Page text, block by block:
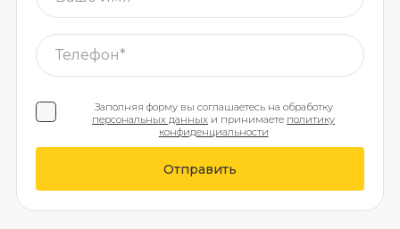
Заполняя форму вы соглашаетесь на обработку
персональных данных и принимаете политику
конфиденциальности
Отправить